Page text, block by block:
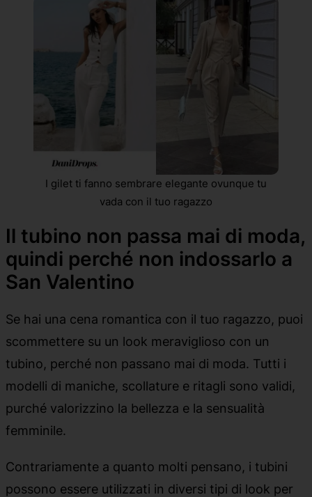
I gilet ti fanno sembrare elegante ovunque tu
vada con il tuo ragazzo
Il tubino non passa mai di moda,
quindi perché non indossarlo a
San Valentino
Se hai una cena romantica con il tuo ragazzo, puoi
scommettere su un look meraviglioso con un
tubino, perché non passano mai di moda. Tutti i
modelli di maniche, scollature e ritagli sono validi,
purché valorizzino la bellezza e la sensualità
femminile.
Contrariamente a quanto molti pensano, i tubini
possono essere utilizzati in diversi tipi di look per